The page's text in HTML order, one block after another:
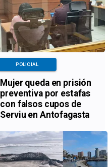
Mujer queda en prisión
preventiva por estafas
con falsos cupos de
Serviu en Antofagasta
POLICIAL